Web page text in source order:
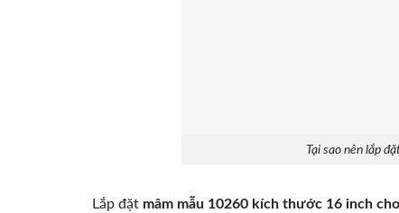
Tại sao nên lắp
Lắp đặt mâm mẫu 10260 kích thước 16 inch